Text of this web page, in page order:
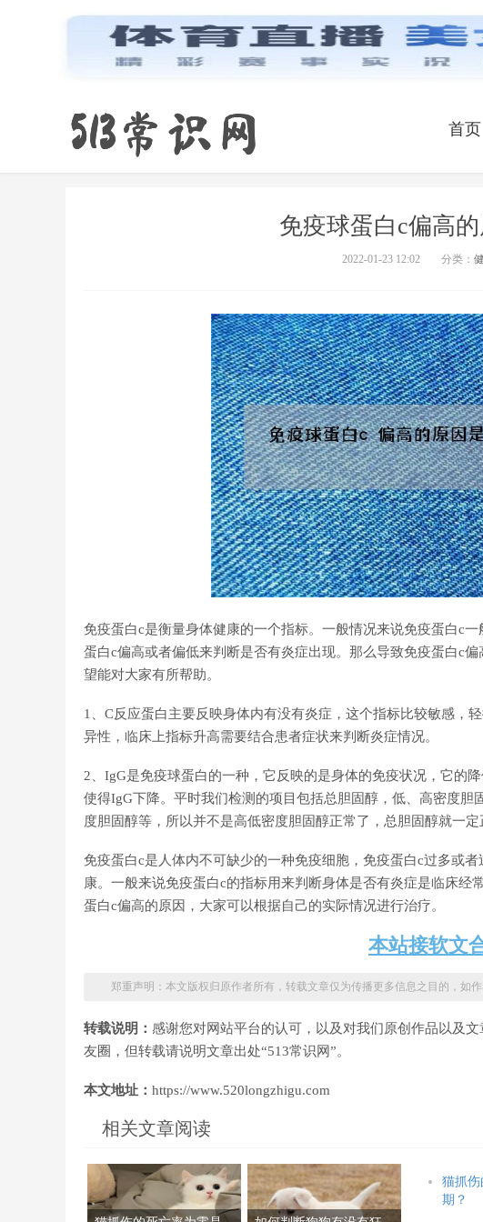
首页
免疫球蛋白c偏高
2022-01-23 12:02 分类：
免疫蛋白c是衡量身体健康的一个指标。一般情况来说免疫蛋白c
蛋白c偏高或者偏低来判断是否有炎症出现。那么导致免疫蛋白c
望能对大家有所帮助。
1、C反应蛋白主要反映身体内有没有炎症，这个指标比较敏感，
异性，临床上指标升高需要结合患者症状来判断炎症情况。
2、IgG是免疫球蛋白的一种，它反映的是身体的免疫状况，它的
使得IgG下降。平时我们检测的项目包括总胆固醇，低、高密度
度胆固醇等，所以并不是高低密度胆固醇正常了，总胆固醇就一定
免疫蛋白c是人体内不可缺少的一种免疫细胞，免疫蛋白c过多或
康。一般来说免疫蛋白c的指标用来判断身体是否有炎症是临床经
蛋白c偏高的原因，大家可以根据自己的实际情况进行治疗。
本站接软文
郑重声明：本文版权归原作者所有，转载文章仅为传播更多信息之目的，如
转载说明： 感谢您对网站平台的认可，以及对我们原创作品以及
友圈，但转载请说明文章出处“513常识网”。
本文地址： https://www.520longzhigu.com
相关文章阅读
猫抓
期？